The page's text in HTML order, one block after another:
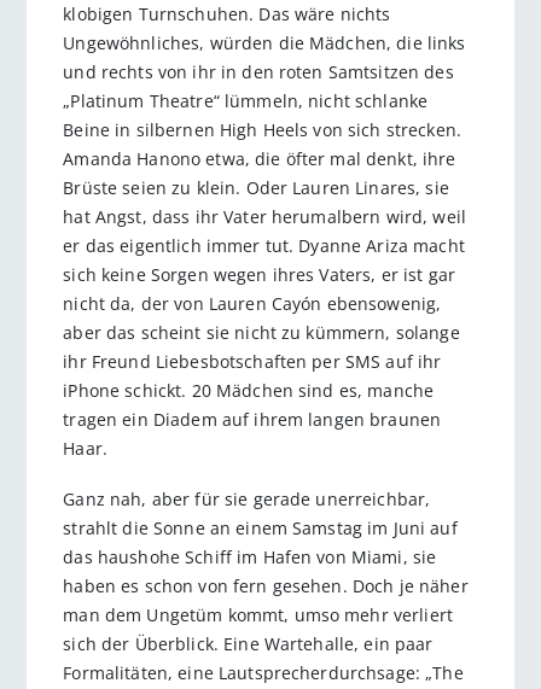
klobigen Turnschuhen. Das wäre nichts
Ungewöhnliches, würden die Mädchen, die links
und rechts von ihr in den roten Samtsitzen des
„Platinum Theatre“ lümmeln, nicht schlanke
Beine in silbernen High Heels von sich strecken.
Amanda Hanono etwa, die öfter mal denkt, ihre
Brüste seien zu klein. Oder Lauren Linares, sie
hat Angst, dass ihr Vater herumalbern wird, weil
er das eigentlich immer tut. Dyanne Ariza macht
sich keine Sorgen wegen ihres Vaters, er ist gar
nicht da, der von Lauren Cayón ebensowenig,
aber das scheint sie nicht zu kümmern, solange
ihr Freund Liebesbotschaften per SMS auf ihr
iPhone schickt. 20 Mädchen sind es, manche
tragen ein Diadem auf ihrem langen braunen
Haar.
Ganz nah, aber für sie gerade unerreichbar,
strahlt die Sonne an einem Samstag im Juni auf
das haushohe Schiff im Hafen von Miami, sie
haben es schon von fern gesehen. Doch je näher
man dem Ungetüm kommt, umso mehr verliert
sich der Überblick. Eine Wartehalle, ein paar
Formalitäten, eine Lautsprecherdurchsage: „The